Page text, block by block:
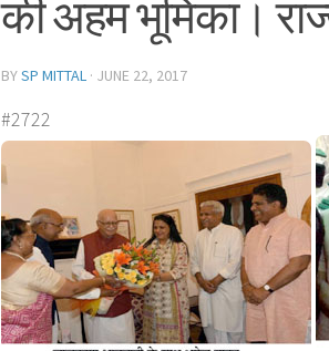
की अहम भूमिका।
BYSP MITTAL · JUNE 22, 2017
#2722